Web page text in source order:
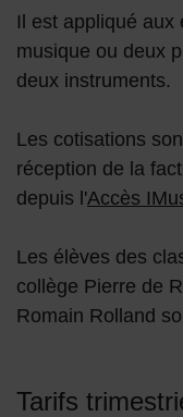
Il est appliqué aux
musique ou deux
deux instruments.
Les cotisations
réception de la
depuis l'Accès
Les élèves des
collège Pierre de
Romain Rolland
Tarifs